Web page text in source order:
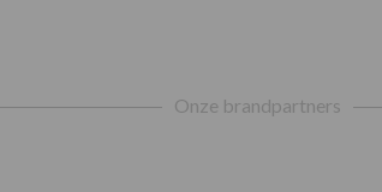
Onze brandpartners